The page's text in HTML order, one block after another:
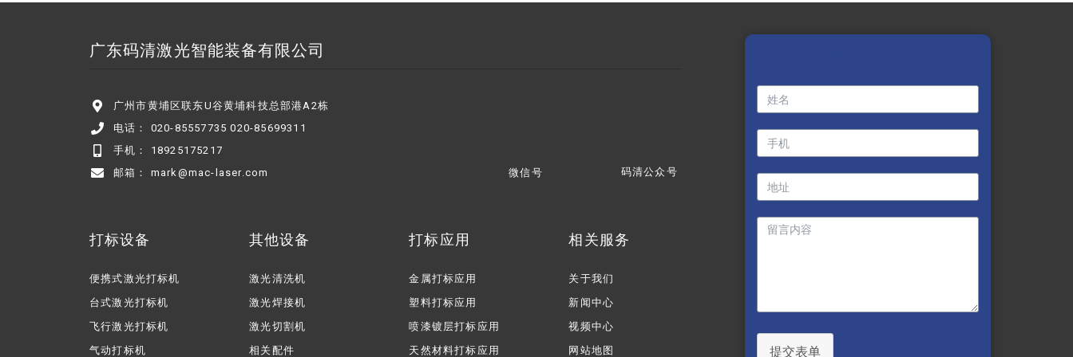
广东码清激光智能装备有限公司
广州市黄埔区联东U谷黄埔科技总部港A2栋
电话： 020-85557735 020-85699311
手机： 18925175217
邮箱： mark@mac-laser.com
微信号 码清公众号
打标设备
便携式激光打标机
台式激光打标机
飞行激光打标机
气动打标机
其他设备
激光清洗机
激光焊接机
激光切割机
相关配件
打标应用
金属打标应用
塑料打标应用
喷漆镀层打标应用
天然材料打标应用
相关服务
关于我们
新闻中心
视频中心
网站地图
提交表单